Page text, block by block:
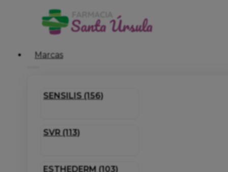
Marcas
SENSILIS (156)
SVR (113)
ESTHEDERM (103)